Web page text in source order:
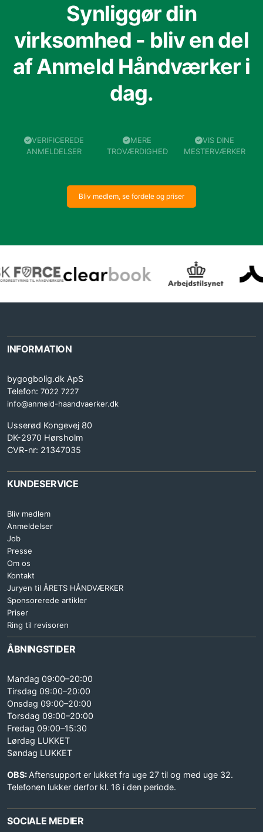
Synliggør din
virksomhed - bliv en del
af Anmeld Håndværker i
dag.
VERIFICEREDE
ANMELDELSER
MERE
TROVÆRDIGHED
VIS DINE
MESTERVÆRKER
Bliv medlem, se fordele og priser
INFORMATION
bygogbolig.dk ApS
Telefon: 7022 7227
info@anmeld-haandvaerker.dk
Usserød Kongevej 80
DK-2970 Hørsholm
CVR-nr: 21347035
KUNDESERVICE
Bliv medlem
Anmeldelser
Job
Presse
Om os
Kontakt
Juryen til ÅRETS HÅNDVÆRKER
Sponsorerede artikler
Priser
Ring til revisoren
ÅBNINGSTIDER
Mandag 09:00–20:00
Tirsdag 09:00–20:00
Onsdag 09:00–20:00
Torsdag 09:00–20:00
Fredag 09:00–15:30
Lørdag LUKKET
Søndag LUKKET
OBS: Aftensupport er lukket fra uge 27 til og med uge 32.
Telefonen lukker derfor kl. 16 i den periode.
SOCIALE MEDIER